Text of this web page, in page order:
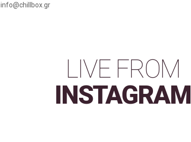
LIVE FROM
INSTAGRAM